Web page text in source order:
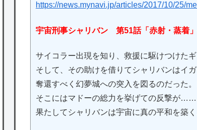
https://news.mynavi.jp/articles/2017/10/25/
宇宙刑事シャリバン 第51話「赤射・蒸着
サイコラー出現を知り、救援に駆けつけたギ
そして、その助けを借りてシャリバンはイ
奪還すべく幻夢城への突入を図るのだった。
そこにはマドーの総力を挙げての反撃が……
果たしてシャリバンは宇宙に真の平和を築